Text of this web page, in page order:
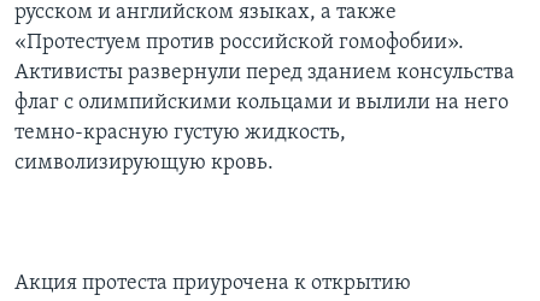
русском и английском языках, а также
«Протестуем против российской гомофобии».
Активисты развернули перед зданием консульства
флаг с олимпийскими кольцами и вылили на него
темно-красную густую жидкость,
символизирующую кровь.
Акция протеста приурочена к открытию